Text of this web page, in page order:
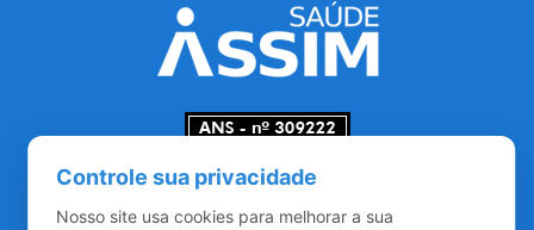
Redes Sociais
Controle sua privacidade
Nosso site usa cookies para melhorar a sua